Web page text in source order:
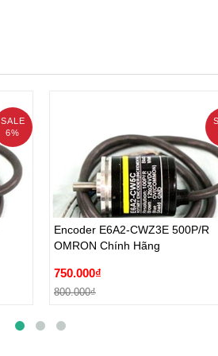
SALE
6%
Encoder E6A2-CWZ3E 500P/R
OMRON Chính Hãng
750.000₫
800.000₫
Encoder E6A2-CWZ3E 500P/R
OMRON Chính Hãng
750.000₫